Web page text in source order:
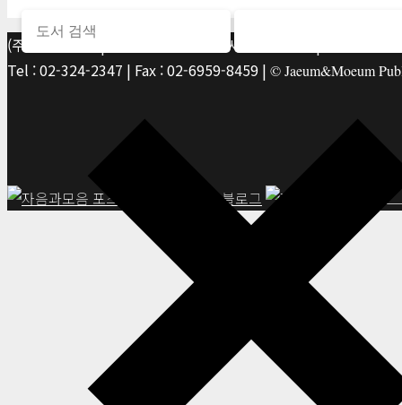
(주)자음과모음 | 10881 경기 파주시 서패동 469-1 | 사업자등
Tel : 02-324-2347 | Fax : 02-6959-8459 | © Jaeum&Moeum